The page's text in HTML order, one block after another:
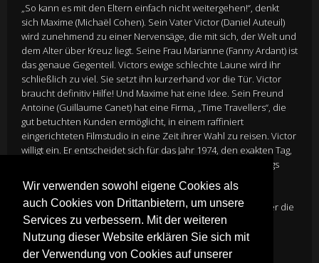
Wir verwenden sowohl eigene Cookies als
auch Cookies von Drittanbietern, um unsere
Services zu verbessern. Mit der weiteren
Nutzung dieser Website erklären Sie sich mit
der Verwendung von Cookies auf unserer
„So kann es mit den Eltern einfach nicht weitergehen!“, denkt
sich Maxime (Michaël Cohen). Sein Vater Victor (Daniel Auteuil)
wird zunehmend zu einer Nervensäge, die mit sich, der Welt und
dem Alter über Kreuz liegt. Seine Frau Marianne (Fanny Ardant) ist
das genaue Gegenteil. Victors ewige schlechte Laune wird ihr
schließlich zu viel. Sie setzt ihn kurzerhand vor die Tür. Victor
braucht definitiv Hilfe! Und Maxime hat eine Idee. Sein Freund
Antoine (Guillaume Canet) hat eine Firma, „Time Travellers“, die
gut betuchten Kunden ermöglicht, in einem raffiniert
eingerichteten Filmstudio in eine Zeit ihrer Wahl zu reisen. Victor
willigt ein. Er entscheidet sich für das Jahr 1974, den exakten Tag,
an dem er sich in seine Frau Marianne verliebt hatte. Anfangs
Erinnerungen ziehen. Und die Kulisse aus Neonlichtern,
Schlaghosen und Zigarettenrauch wird zu einer Reise, in der die
betörende Schauspielerin Margot (Dora Tillier) die Grenze
zwischen damals und heute verschwimmen lässt …
DirectorNicolas Bedos